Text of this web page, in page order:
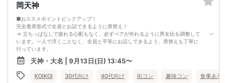
岡天神
■おススメポイントピックアップ！
完全着席形式で全員とお話できるように席替え！
→ 立ちっぱなしで疲れる心配もなく、必ずペアが作れるように男女比を調整して
います。一人で浮くことなく、全員と平等にお話しできるよう、席替えも丁寧に
行っています。
会話を盛り上げるプロフィールシート＆アニメ一覧表！
→ 趣味や好みからスムーズに会話がスタート！「何を話そう…」と悩むことな
く、共通の話題で盛り上がれます。
自然なつながりをサポートするマッチングゲーム開催！
天神・大名 | 9月13日(日) 13:45〜
KOIKOI 30代向け 40代向け 街コン 趣味コン 食事あり